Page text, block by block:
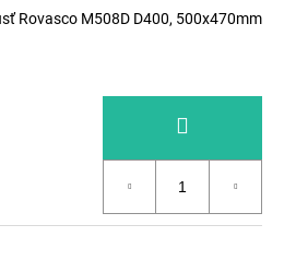
Rovasco M508D D400, 500x470mm